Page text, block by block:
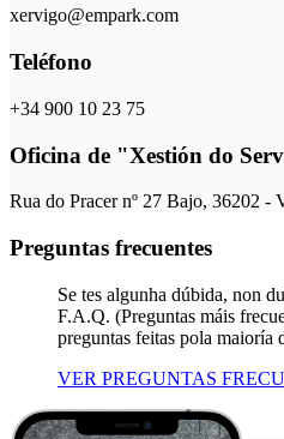
xervigo@empark.com
Teléfono
+34 900 10 23 75
Oficina de "Xestión do
Rua do Pracer nº 27 Bajo, 36202 -
Preguntas frecuentes
Se tes algunha dúbida, non
F.A.Q. (Preguntas máis
preguntas feitas pola maioría
VER PREGUNTAS